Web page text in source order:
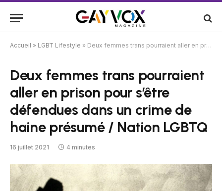
Accueil » LGBT Lifestyle » Deux femmes trans pourraient aller en prison pour s’être défendues dans un crime de haine présumé / Nation LGBTQ
Deux femmes trans pourraient
aller en prison pour s’être
défendues dans un crime de
haine présumé / Nation LGBTQ
16 juillet 2021 4 minutes